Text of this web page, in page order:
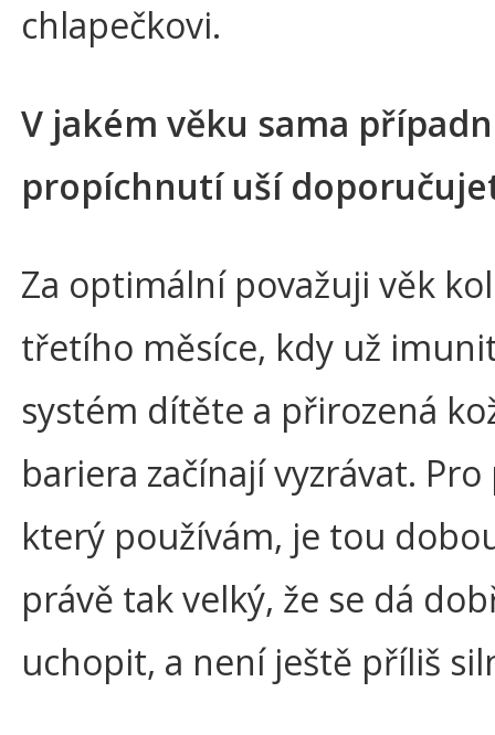
chlapečkovi.
V jakém věku sama
propíchnutí uší
Za optimální považuji věk
třetího měsíce, kdy už
systém dítěte a přirozená
bariera začínají vyzrávat.
který používám, je tou
právě tak velký, že se dá
uchopit, a není ještě příliš